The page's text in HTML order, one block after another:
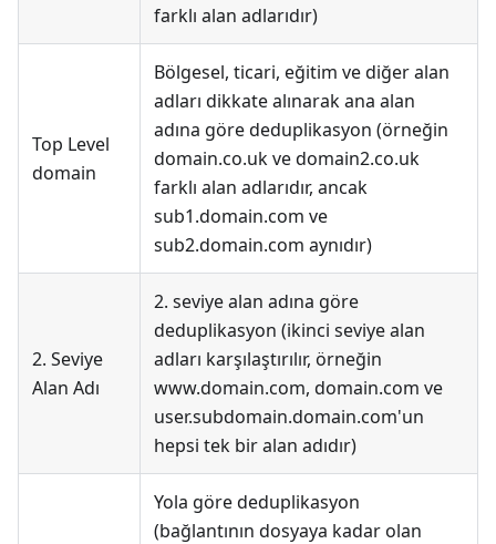
farklı alan adlarıdır)
Top Level
domain
Bölgesel, ticari, eğitim ve diğer alan
adları dikkate alınarak ana alan
adına göre deduplikasyon (örneğin
domain.co.uk ve domain2.co.uk
farklı alan adlarıdır, ancak
sub1.domain.com ve
sub2.domain.com aynıdır)
2. Seviye
Alan Adı
2. seviye alan adına göre
deduplikasyon (ikinci seviye alan
adları karşılaştırılır, örneğin
www.domain.com, domain.com ve
user.subdomain.domain.com'un
hepsi tek bir alan adıdır)
Yola göre deduplikasyon
(bağlantının dosyaya kadar olan